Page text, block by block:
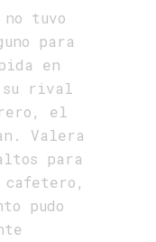
no tuvo
para
en
rival
el
Valera
para
pudo